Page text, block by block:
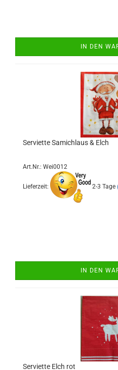
IN DEN
Serviette Samichlaus & Elch
Art.Nr.: Wei0012
Lieferzeit: 2-3 Tage
IN DEN
Serviette Elch rot